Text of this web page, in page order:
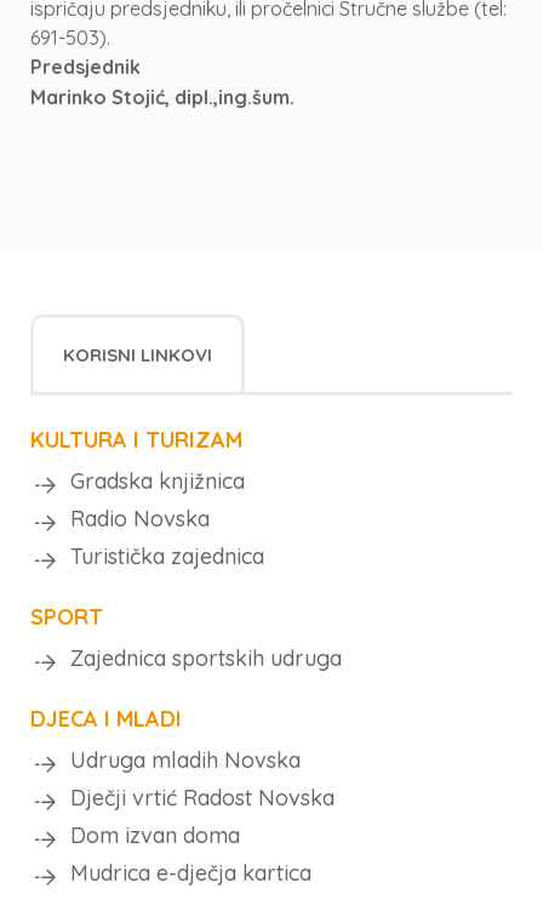
ispričaju predsjedniku, ili pročelnici Stručne službe (tel:
691-503).
Predsjednik
Marinko Stojić, dipl.,ing.šum.
KORISNI LINKOVI
KULTURA I TURIZAM
Gradska knjižnica
Radio Novska
Turistička zajednica
SPORT
Zajednica sportskih udruga
DJECA I MLADI
Udruga mladih Novska
Dječji vrtić Radost Novska
Dom izvan doma
Mudrica e-dječja kartica